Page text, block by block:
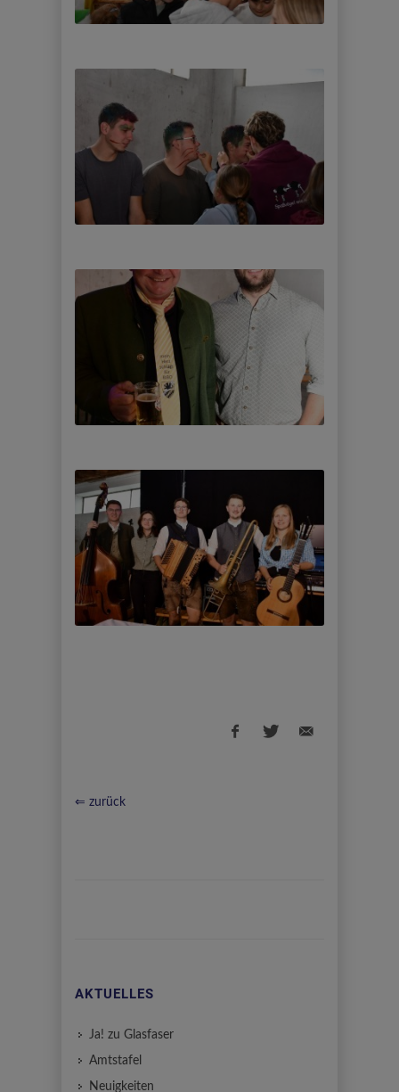
⇐ zurück
AKTUELLES
Ja! zu Glasfaser
Amtstafel
Neuigkeiten